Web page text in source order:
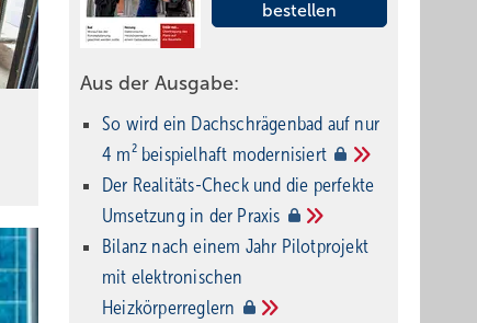
bestellen
Aus der Ausgabe:
So wird ein Dach­schrägenbad auf nur
4 m² beispielhaft modernisiert
Der Realitäts-Check und die perfekte
Umsetzung in der Praxis
Bilanz nach einem Jahr Pilotprojekt
mit elektronischen
Heizkörperreglern